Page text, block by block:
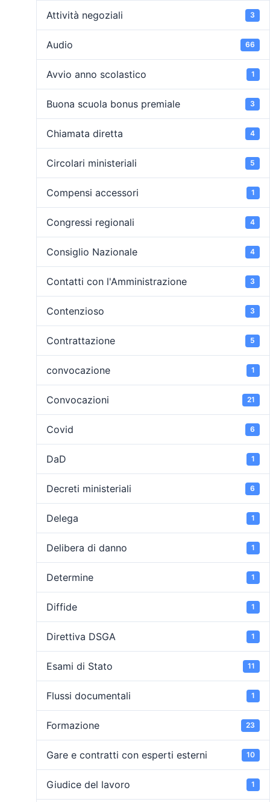
Attività negoziali 3
Audio 66
Avvio anno scolastico 1
Buona scuola bonus premiale 3
Chiamata diretta 4
Circolari ministeriali 5
Compensi accessori 1
Congressi regionali 4
Consiglio Nazionale 4
Contatti con l'Amministrazione 3
Contenzioso 3
Contrattazione 5
convocazione 1
Convocazioni 21
Covid 6
DaD 1
Decreti ministeriali 6
Delega 1
Delibera di danno 1
Determine 1
Diffide 1
Direttiva DSGA 1
Esami di Stato 11
Flussi documentali 1
Formazione 23
Gare e contratti con esperti esterni 10
Giudice del lavoro 1